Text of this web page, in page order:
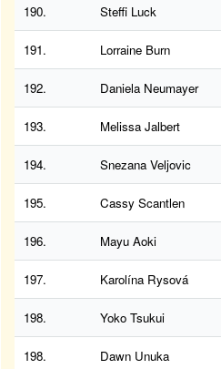
190. Steffi Luck
191. Lorraine Burn
192. Daniela Neumayer
193. Melissa Jalbert
194. Snezana Veljovic
195. Cassy Scantlen
196. Mayu Aoki
197. Karolína Rysová
198. Yoko Tsukui
198. Dawn Unuka